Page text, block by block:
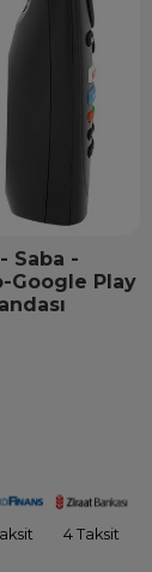
Saba -
Google Play
4 Taksit